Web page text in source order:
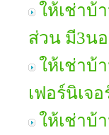
ให้เช่าบ้
ส่วน มี3น
ให้เช่าบ้
เฟอร์นิเจ
ให้เช่าบ้